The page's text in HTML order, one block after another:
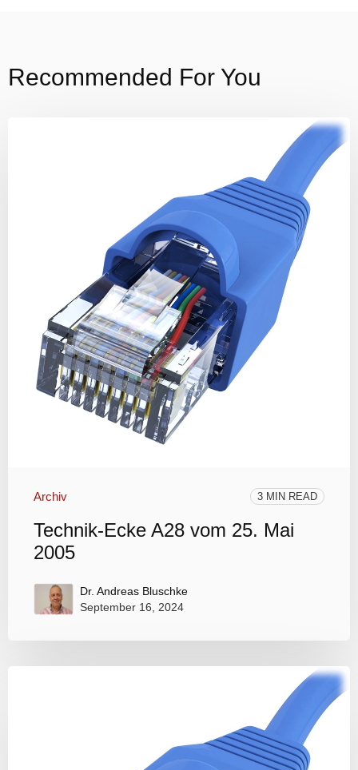
Recommended For You
Archiv 3 MIN READ
Technik-Ecke A28 vom 25. Mai
2005
Dr. Andreas Bluschke
September 16, 2024